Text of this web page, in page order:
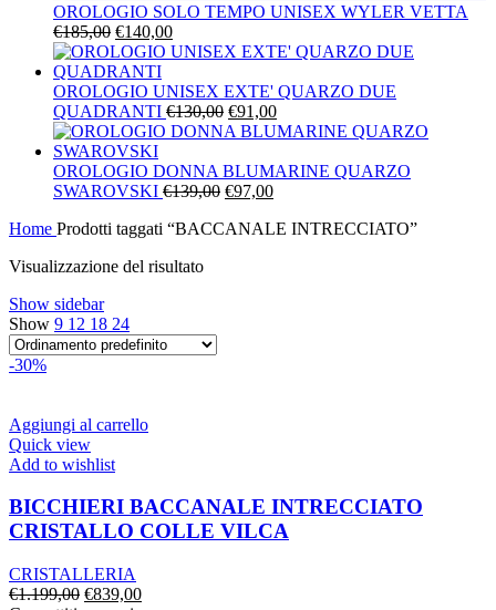
OROLOGIO SOLO TEMPO UNISEX WYLER VETTA
€185,00 Il
prezzo
originale
era:
€185,00.
€140,00Il
prezzo
è:
€140,00.
OROLOGIO UNISEX EXTE' QUARZO DUE
QUADRANTI €130,00 Il
prezzo
era:
€130,00.
€91,00Il
prezzo
è:
OROLOGIO DONNA BLUMARINE QUARZO
SWAROVSKI €139,00 Il
originale
€97,00Il
attuale
Home Prodotti taggati “BACCANALE INTRECCIATO”
Visualizzazione del risultato
Show sidebar
Show 9 12 18 24
-30%
Aggiungi al carrello
Quick view
Add to wishlist
BICCHIERI BACCANALE INTRECCIATO
CRISTALLO COLLE VILCA
CRISTALLERIA
€1.199,00 Il
€839,00Il